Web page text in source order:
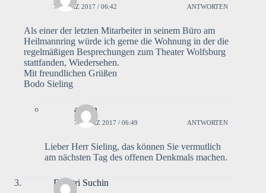
7. MÄRZ 2017 / 06:42 ANTWORTEN
Als einer der letzten Mitarbeiter in seinem Büro am
Heilmannring würde ich gerne die Wohnung in der die
regelmäßigen Besprechungen zum Theater Wolfsburg
stattfanden, Wiedersehen.
Mit freundlichen Grüßen
Bodo Sieling
admin
7. MÄRZ 2017 / 06:49 ANTWORTEN
Lieber Herr Sieling, das können Sie vermutlich
am nächsten Tag des offenen Denkmals machen.
Dimitri Suchin